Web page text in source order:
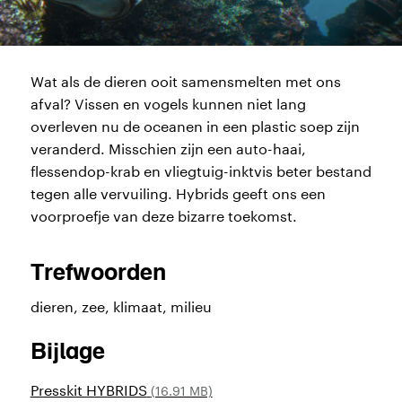
Wat als de dieren ooit samensmelten met ons
afval? Vissen en vogels kunnen niet lang
overleven nu de oceanen in een plastic soep zijn
veranderd. Misschien zijn een auto-haai,
flessendop-krab en vliegtuig-inktvis beter bestand
tegen alle vervuiling. Hybrids geeft ons een
voorproefje van deze bizarre toekomst.
Trefwoorden
dieren, zee, klimaat, milieu
Bijlage
Document
Presskit HYBRIDS (16.91 MB)